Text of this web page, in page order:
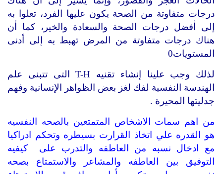
درجات متفاوتة من الصحة يكون عليها الفرد، تعلوا به
إلى أفضل درجات الصحة والسعادة والخير، كما أن
هناك درجات متفاوتة من المرض تهبط به إلى أدنى
المستويات0
لذلك وجب علينا إنشاء تقنيه T-H التى تتبنى علم
الهندسة النفسية لفك لغز بعض الظواهر الإنسانية وفهم
جدليتها المحيرة .
من اهم سمات الاشخاص المتمتعين بالصحه النفسيه
هو القدره علي اتخاذ القرارت بسيطره وتحكم ادراكيا
مع ادخال نسبه من العاطفه والتدرب على كيفيه
التوفيق بين العاطفه والمشاعر والاستمتاع بصحه